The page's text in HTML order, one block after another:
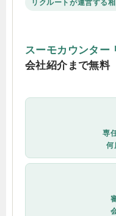
リクルートが運営する
スーモカウンター
会社紹介まで無料
専
何